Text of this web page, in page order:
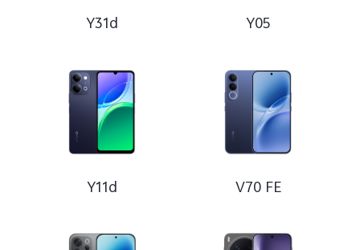
Y31d Y05
Y11d V70 FE